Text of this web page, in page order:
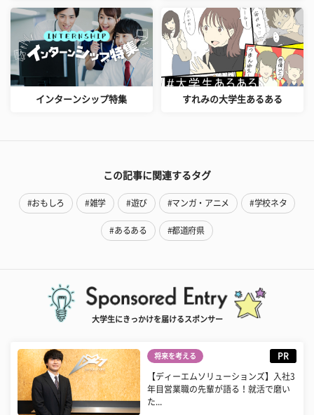
インターンシップ特集 すれみの大学生あるある
この記事に関連するタグ
#おもしろ #雑学 #遊び #マンガ・アニメ #学校ネタ
#あるある #都道府県
大学生にきっかけを届けるスポンサー
将来を考える PR
【ディーエムソリューションズ】入社3
年目営業職の先輩が語る！就活で磨い
た...